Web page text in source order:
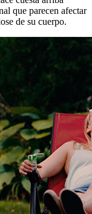
que parecen afectar
de su cuerpo.